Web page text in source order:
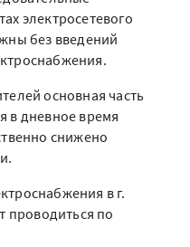
электросетевого
без введений
основная часть
в дневное время
снижено
в г.
проводиться по